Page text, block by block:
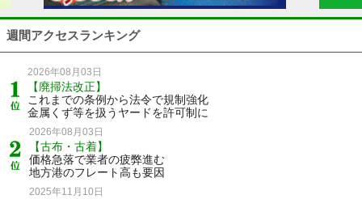
週間アクセスランキング
2026年08月03日
【廃掃法改正】
これまでの条例から法令で規制強化
金属くず等を扱うヤードを許可制に
2026年08月03日
【古布・古着】
価格急落で業者の疲弊進む
地方港のフレート高も要因
2025年11月10日